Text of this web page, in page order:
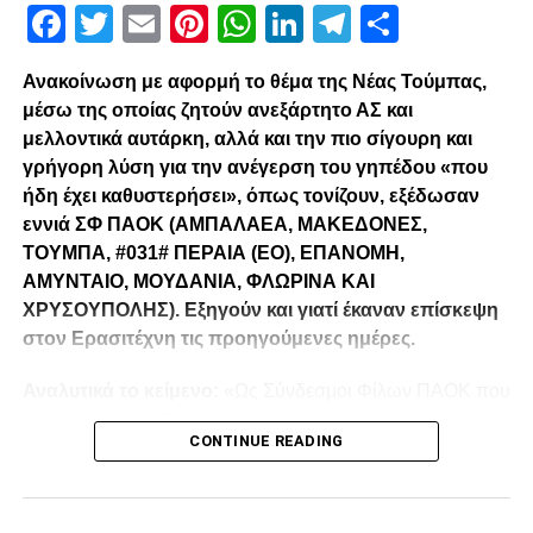
Facebook
Twitter
EmailPinterest
WhatsApp
LinkedIn
Telegram
Ανακοίνωση με αφορμή το θέμα της Νέας Τούμπας,
μέσω της οποίας ζητούν ανεξάρτητο ΑΣ και
μελλοντικά αυτάρκη, αλλά και την πιο σίγουρη και
γρήγορη λύση για την ανέγερση του γηπέδου «που
ήδη έχει καθυστερήσει», όπως τονίζουν, εξέδωσαν
εννιά ΣΦ ΠΑΟΚ (ΑΜΠΑΛΑΕΑ, ΜΑΚΕΔΟΝΕΣ,
ΤΟΥΜΠΑ, #031# ΠΕΡΑΙΑ (ΕΟ), ΕΠΑΝΟΜΗ,
ΑΜΥΝΤΑΙΟ, ΜΟΥΔΑΝΙΑ, ΦΛΩΡΙΝΑ ΚΑΙ
ΧΡΥΣΟΥΠΟΛΗΣ). Εξηγούν και γιατί έκαναν επίσκεψη
στον Ερασιτέχνη τις προηγούμενες ημέρες.
λειτουργούμε καθημερινά με γνώμωνα το καλό του
Δικεφάλου και μόνο, αισθανόμαστε την ανάγκη να
όψη των 100 ετών τα διοικητικά εσωπροβλήματα του
CONTINUE READING